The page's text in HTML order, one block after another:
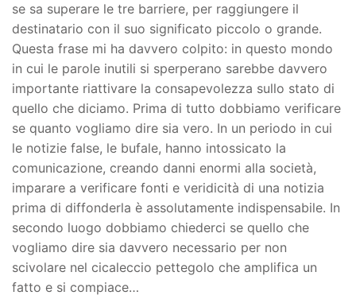
se sa superare le tre barriere, per raggiungere il
destinatario con il suo significato piccolo o grande.
Questa frase mi ha davvero colpito: in questo mondo
in cui le parole inutili si sperperano sarebbe davvero
importante riattivare la consapevolezza sullo stato di
quello che diciamo. Prima di tutto dobbiamo verificare
se quanto vogliamo dire sia vero. In un periodo in cui
le notizie false, le bufale, hanno intossicato la
comunicazione, creando danni enormi alla società,
imparare a verificare fonti e veridicità di una notizia
prima di diffonderla è assolutamente indispensabile. In
secondo luogo dobbiamo chiederci se quello che
vogliamo dire sia davvero necessario per non
scivolare nel cicaleccio pettegolo che amplifica un
fatto e si compiace…